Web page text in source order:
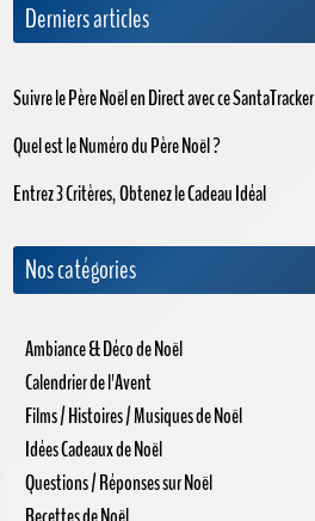
Derniers articles
Suivre le Père Noël en Direct avec ce SantaTracker
Quel est le Numéro du Père Noël ?
Entrez 3 Critères, Obtenez le Cadeau Idéal
Nos catégories
Ambiance & Déco de Noël
Calendrier de l'Avent
Films / Histoires / Musiques de Noël
Idées Cadeaux de Noël
Questions / Réponses sur Noël